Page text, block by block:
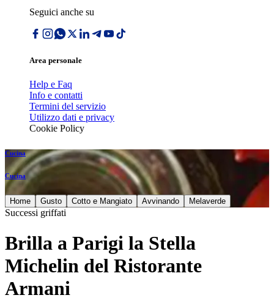
Seguici anche su
Area personale
Help e Faq
Info e contatti
Termini del servizio
Utilizzo dati e privacy
Cookie Policy
Cucina
Cucina
Home Gusto Cotto e Mangiato Avvinando Melaverde
Successi griffati
Brilla a Parigi la Stella
Michelin del Ristorante
Armani